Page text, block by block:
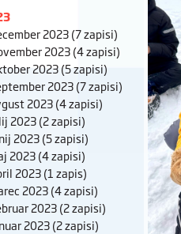
2023(7 zapisi)
2023(4 zapisi)
2023(5 zapisi)
2023(7 zapisi)
2023(4 zapisi)
2023(2 zapisi)
2023(5 zapisi)
2023(4 zapisi)
2023(1 zapis)
2023(4 zapisi)
2023(2 zapisi)
2023(2 zapisi)